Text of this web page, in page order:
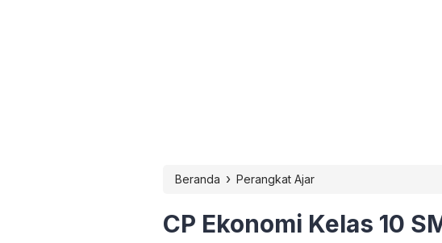
Beranda › Perangkat Ajar
CP Ekonomi Kelas 10